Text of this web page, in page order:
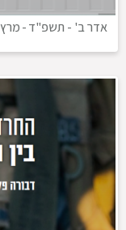
אדר ב' - תשפ"ד-מרץ 2024